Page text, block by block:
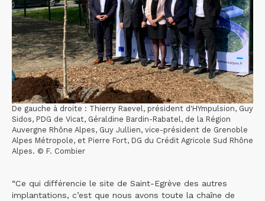
De gauche à droite : Thierry Raevel, président d'HYmpulsion, Guy
Sidos, PDG de Vicat, Géraldine Bardin-Rabatel, de la Région
Auvergne Rhône Alpes, Guy Jullien, vice-président de Grenoble
Alpes Métropole, et Pierre Fort, DG du Crédit Agricole Sud Rhône
Alpes. © F. Combier
“Ce qui différencie le site de Saint-Egrève des autres
implantations, c’est que nous avons toute la chaîne de